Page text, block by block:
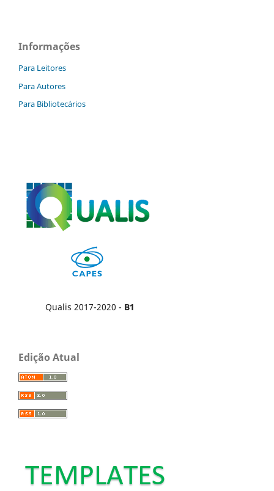
Informações
Para Leitores
Para Autores
Para Bibliotecários
Qualis 2017-2020 - B1
Edição Atual